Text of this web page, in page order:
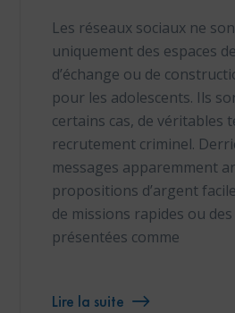
Les réseaux sociaux ne
uniquement des espaces
d’échange ou de
pour les adolescents. Ils
certains cas, de véritables
recrutement criminel.
messages apparemment
propositions d’argent
de missions rapides ou
présentées comme
Lire la suite